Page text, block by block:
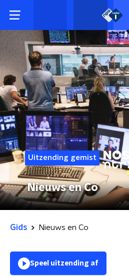
Uitzending gemist
Nieuws en Co
Gids Nieuws en Co
Speel uitzending af